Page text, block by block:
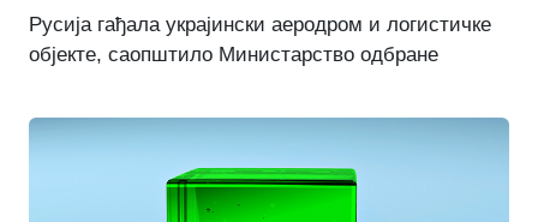
Русија гађала украјински аеродром и логистичке
објекте, саопштило Министарство одбране